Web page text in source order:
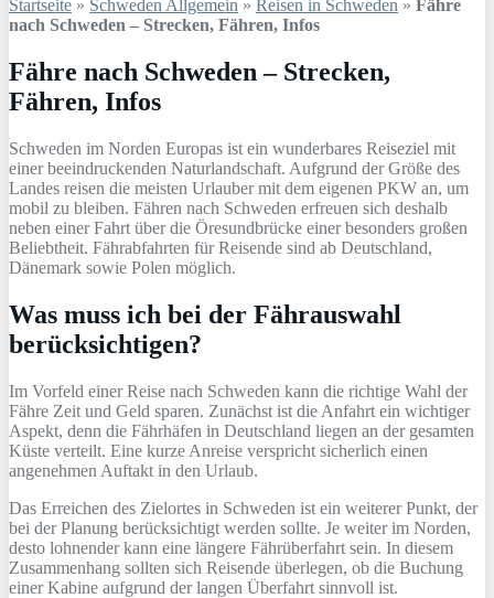
Startseite » Schweden Allgemein » Reisen in Schweden » Fähre
nach Schweden – Strecken, Fähren, Infos
Fähre nach Schweden – Strecken,
Fähren, Infos
Schweden im Norden Europas ist ein wunderbares Reiseziel mit
einer beeindruckenden Naturlandschaft. Aufgrund der Größe des
Landes reisen die meisten Urlauber mit dem eigenen PKW an, um
mobil zu bleiben. Fähren nach Schweden erfreuen sich deshalb
neben einer Fahrt über die Öresundbrücke einer besonders großen
Beliebtheit. Fährabfahrten für Reisende sind ab Deutschland,
Dänemark sowie Polen möglich.
Was muss ich bei der Fährauswahl
berücksichtigen?
Im Vorfeld einer Reise nach Schweden kann die richtige Wahl der
Fähre Zeit und Geld sparen. Zunächst ist die Anfahrt ein wichtiger
Aspekt, denn die Fährhäfen in Deutschland liegen an der gesamten
Küste verteilt. Eine kurze Anreise verspricht sicherlich einen
angenehmen Auftakt in den Urlaub.
Das Erreichen des Zielortes in Schweden ist ein weiterer Punkt, der
bei der Planung berücksichtigt werden sollte. Je weiter im Norden,
desto lohnender kann eine längere Fährüberfahrt sein. In diesem
Zusammenhang sollten sich Reisende überlegen, ob die Buchung
einer Kabine aufgrund der langen Überfahrt sinnvoll ist.